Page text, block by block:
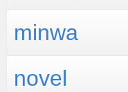
minwa
novel